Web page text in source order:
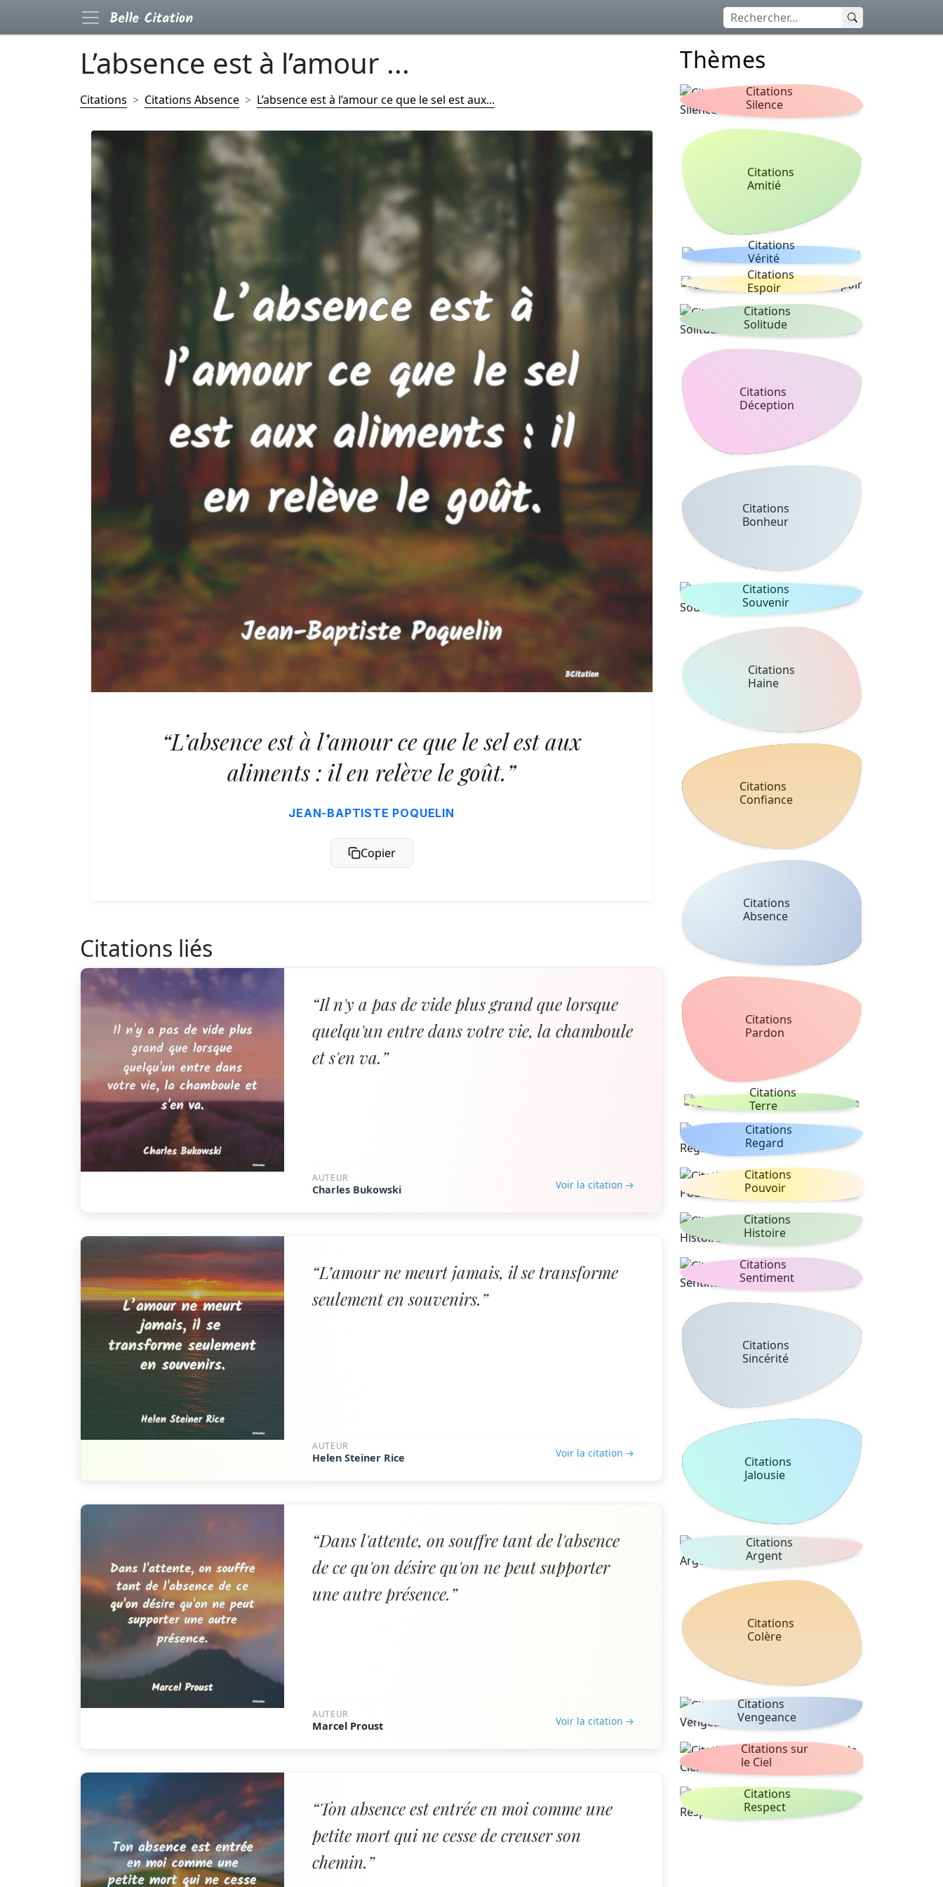
L’absence est à l’amour ...
Citations Citations Absence L’absence est à l’amour ce que le sel est aux...
“L’absence est à l’amour ce que le sel est aux
aliments : il en relève le goût.”
JEAN-BAPTISTE POQUELIN
Copier
Citations liés
“Il n'y a pas de vide plus grand que lorsque
quelqu'un entre dans votre vie, la chamboule
et s'en va.”
AUTEUR
Charles Bukowski Voir la citation →
“L’amour ne meurt jamais, il se transforme
seulement en souvenirs.”
AUTEUR
Helen Steiner Rice Voir la citation →
“Dans l'attente, on souffre tant de l'absence
de ce qu'on désire qu'on ne peut supporter
une autre présence.”
AUTEUR
Marcel Proust Voir la citation →
“Ton absence est entrée en moi comme une
petite mort qui ne cesse de creuser son
chemin.”
Thèmes
Citations
Silence
Citations
Amitié
Citations
Vérité
Citations
Espoir
Citations
Solitude
Citations
Déception
Citations
Bonheur
Citations
Souvenir
Citations
Haine
Citations
Confiance
Citations
Absence
Citations
Pardon
Citations
Terre
Citations
Regard
Citations
Pouvoir
Citations
Histoire
Citations
Sentiment
Citations
Sincérité
Citations
Jalousie
Citations
Argent
Citations
Colère
Citations
Vengeance
Citations sur
le Ciel
Citations
Respect